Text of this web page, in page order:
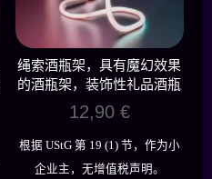
绳索酒瓶架，具有魔幻效果
的酒瓶架，装饰性礼品酒瓶
12,90 €
根据 UStG 第 19 (1) 节，作为小
企业主，无增值税声明。